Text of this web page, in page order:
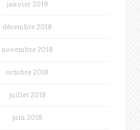
janvier 2019
décembre 2018
novembre 2018
octobre 2018
juillet 2018
juin 2018